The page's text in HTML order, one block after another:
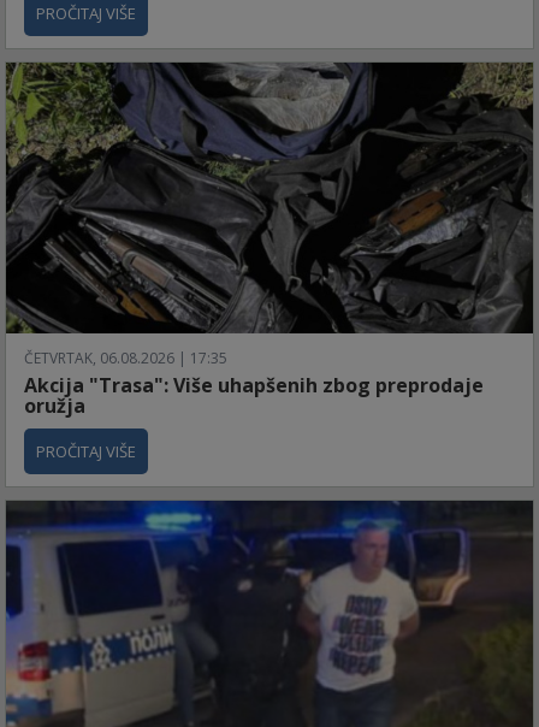
PROČITAJ VIŠE
ČETVRTAK, 06.08.2026 | 17:35
Akcija "Trasa": Više uhapšenih zbog preprodaje
oružja
PROČITAJ VIŠE